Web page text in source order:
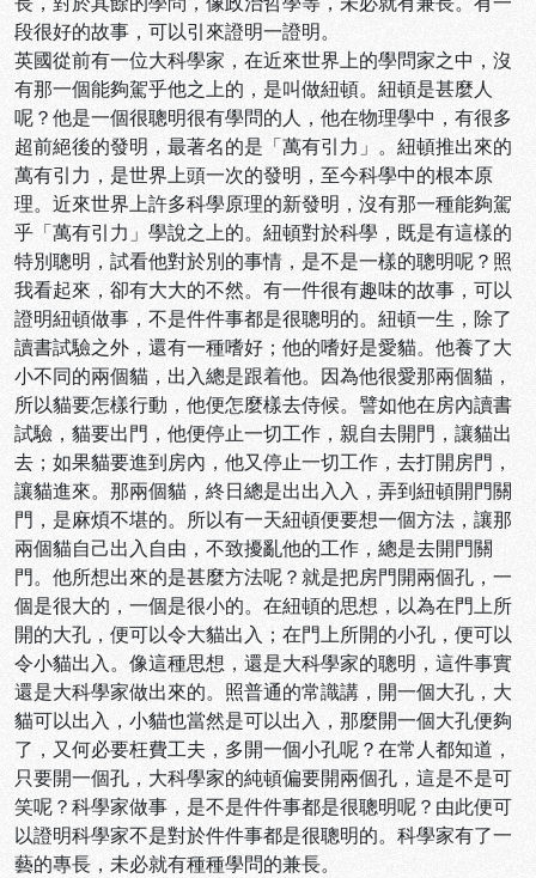
段很好的故事，可以引來證明一證明。
英國從前有一位大科學家，在近來世界上的學問家之中，沒
有那一個能夠駕乎他之上的，是叫做紐頓。紐頓是甚麼人
呢？他是一個很聰明很有學問的人，他在物理學中，有很多
超前絕後的發明，最著名的是「萬有引力」。紐頓推出來的
萬有引力，是世界上頭一次的發明，至今科學中的根本原
理。近來世界上許多科學原理的新發明，沒有那一種能夠駕
乎「萬有引力」學說之上的。紐頓對於科學，既是有這樣的
特別聰明，試看他對於別的事情，是不是一樣的聰明呢？照
我看起來，卻有大大的不然。有一件很有趣味的故事，可以
證明紐頓做事，不是件件事都是很聰明的。紐頓一生，除了
讀書試驗之外，還有一種嗜好；他的嗜好是愛貓。他養了大
小不同的兩個貓，出入總是跟着他。因為他很愛那兩個貓，
所以貓要怎樣行動，他便怎麼樣去侍候。譬如他在房內讀書
試驗，貓要出門，他便停止一切工作，親自去開門，讓貓出
去；如果貓要進到房內，他又停止一切工作，去打開房門，
讓貓進來。那兩個貓，終日總是出出入入，弄到紐頓開門關
門，是麻煩不堪的。所以有一天紐頓便要想一個方法，讓那
兩個貓自己出入自由，不致擾亂他的工作，總是去開門關
門。他所想出來的是甚麼方法呢？就是把房門開兩個孔，一
個是很大的，一個是很小的。在紐頓的思想，以為在門上所
開的大孔，便可以令大貓出入；在門上所開的小孔，便可以
令小貓出入。像這種思想，還是大科學家的聰明，這件事實
還是大科學家做出來的。照普通的常識講，開一個大孔，大
貓可以出入，小貓也當然是可以出入，那麼開一個大孔便夠
了，又何必要枉費工夫，多開一個小孔呢？在常人都知道，
只要開一個孔，大科學家的純頓偏要開兩個孔，這是不是可
笑呢？科學家做事，是不是件件事都是很聰明呢？由此便可
以證明科學家不是對於件件事都是很聰明的。科學家有了一
藝的專長，未必就有種種學問的兼長。